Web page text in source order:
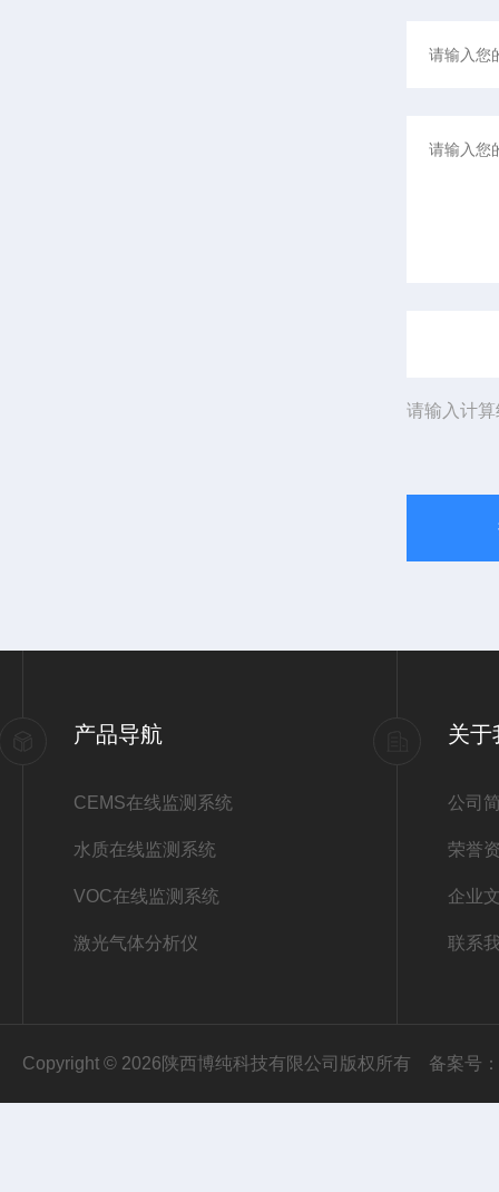
请输入计
产品导航
CEMS在线监测系统
水质在线监测系统
VOC在线监测系统
激光气体分析仪
关于
公司
荣誉
企业
联系
Copyright © 2026陕西博纯科技有限公司版权所有 备案号